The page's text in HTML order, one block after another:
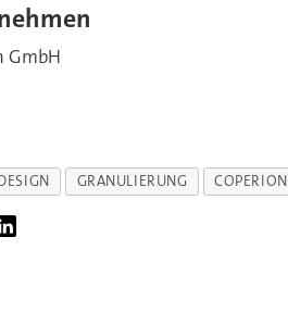
GmbH
GRANULIERUNG COPERION